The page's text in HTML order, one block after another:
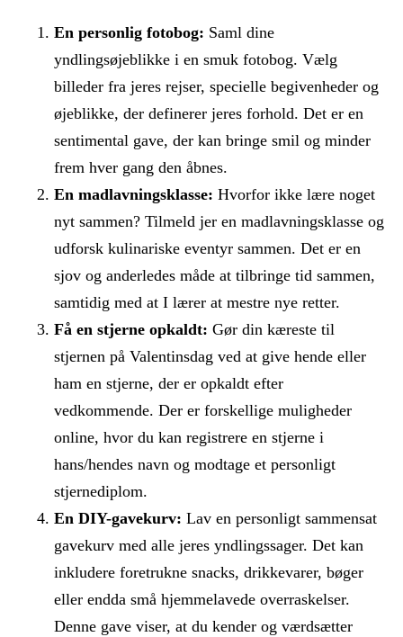
En personlig fotobog: Saml dine
yndlingsøjeblikke i en smuk fotobog. Vælg
billeder fra jeres rejser, specielle begivenheder og
øjeblikke, der definerer jeres forhold. Det er en
sentimental gave, der kan bringe smil og minder
frem hver gang den åbnes.
En madlavningsklasse: Hvorfor ikke lære noget
nyt sammen? Tilmeld jer en madlavningsklasse og
udforsk kulinariske eventyr sammen. Det er en
sjov og anderledes måde at tilbringe tid sammen,
samtidig med at I lærer at mestre nye retter.
Få en stjerne opkaldt: Gør din kæreste til
stjernen på Valentinsdag ved at give hende eller
ham en stjerne, der er opkaldt efter
vedkommende. Der er forskellige muligheder
online, hvor du kan registrere en stjerne i
hans/hendes navn og modtage et personligt
stjernediplom.
En DIY-gavekurv: Lav en personligt sammensat
gavekurv med alle jeres yndlingssager. Det kan
inkludere foretrukne snacks, drikkevarer, bøger
eller endda små hjemmelavede overraskelser.
Denne gave viser, at du kender og værdsætter